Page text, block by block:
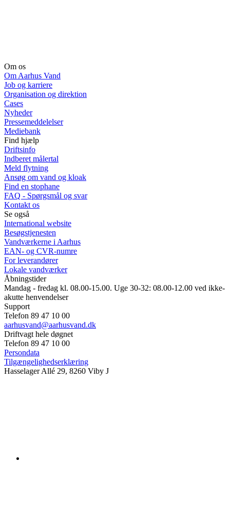
Om os
Om Aarhus Vand
Job og karriere
Organisation og direktion
Cases
Nyheder
Pressemeddelelser
Mediebank
Find hjælp
Driftsinfo
Indberet målertal
Meld flytning
Ansøg om vand og kloak
Find en stophane
FAQ - Spørgsmål og svar
Kontakt os
Se også
International website
Besøgstjenesten
Vandværkerne i Aarhus
EAN- og CVR-numre
For leverandører
Lokale vandværker
Åbningstider
Mandag - fredag kl. 08.00-15.00. Uge 30-32: 08.00-12.00 ved ikke-
akutte henvendelser
Support
Telefon 89 47 10 00
aarhusvand@aarhusvand.dk
Driftvagt hele døgnet
Telefon 89 47 10 00
Persondata
Tilgængelighedserklæring
Hasselager Allé 29, 8260 Viby J